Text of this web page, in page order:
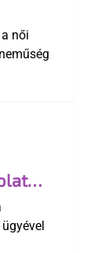
női